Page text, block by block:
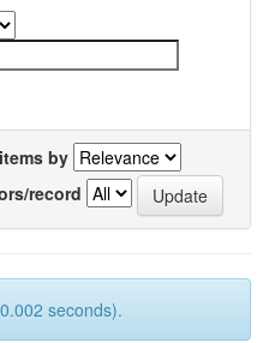
by
record
seconds).